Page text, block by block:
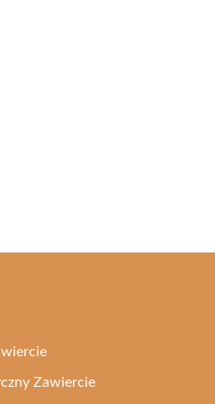
Zawiercie